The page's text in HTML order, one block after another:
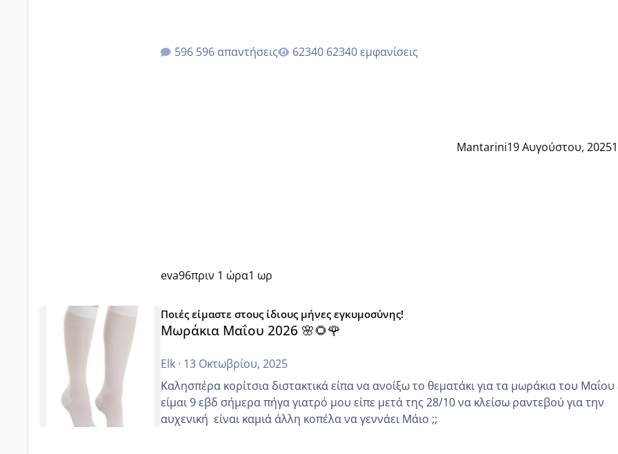
596 απαντήσεις 62340 εμφανίσεις
Mantarini19 Αυγούστου, 2025
eva96πριν 1 ώρα1 ωρ
Μωράκια Μαΐου 2026 🌸🌻🌹
Ποιές είμαστε στους ίδιους μήνες εγκυμοσύνης!
Μωράκια Μαΐου 2026 🌸🌻🌹
Elk· 13 Οκτωβρίου, 2025
Καλησπέρα κορίτσια διστακτικά είπα να ανοίξω το θεματάκι για τα μωράκια του Μαΐου εγώ
είμαι 9 εβδ σήμερα πήγα γιατρό μου είπε μετά της 28/10 να κλείσω ραντεβού για την
αυχενική είναι καμιά άλλη κοπέλα να γεννάει Μάιο ;;